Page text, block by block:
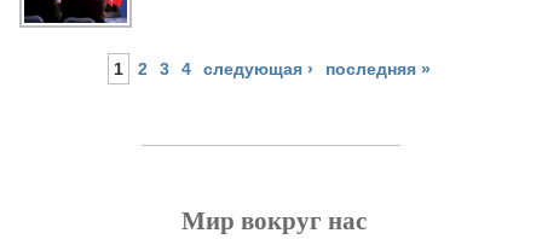
1 2 3 4 следующая › последняя »
Мир вокруг нас